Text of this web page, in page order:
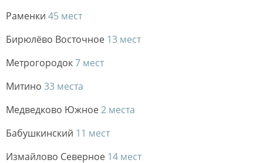
Раменки 45 мест
Бирюлёво Восточное 13 мест
Метрогородок 7 мест
Митино 33 места
Медведково Южное 2 места
Бабушкинский 11 мест
Измайлово Северное 14 мест